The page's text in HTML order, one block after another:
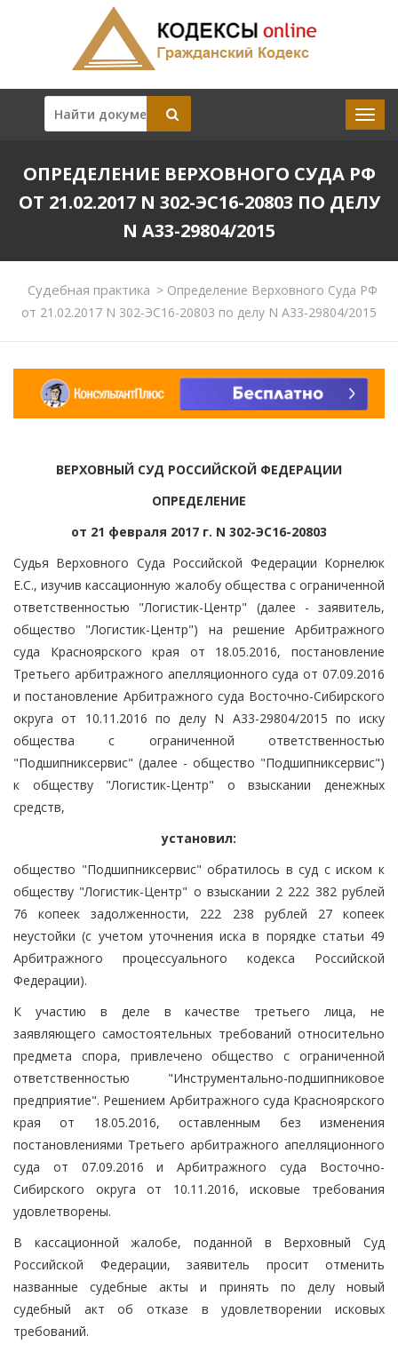
ОПРЕДЕЛЕНИЕ ВЕРХОВНОГО СУДА РФ
ОТ 21.02.2017 N 302-ЭС16-20803 ПО ДЕЛУ
N А33-29804/2015
Судебная практика >Определение Верховного Суда РФ
от 21.02.2017 N 302-ЭС16-20803 по делу N А33-29804/2015
ВЕРХОВНЫЙ СУД РОССИЙСКОЙ ФЕДЕРАЦИИ
ОПРЕДЕЛЕНИЕ
от 21 февраля 2017 г. N 302-ЭС16-20803
Судья Верховного Суда Российской Федерации Корнелюк
Е.С., изучив кассационную жалобу общества с ограниченной
ответственностью "Логистик-Центр" (далее - заявитель,
общество "Логистик-Центр") на решение Арбитражного
суда Красноярского края от 18.05.2016, постановление
Третьего арбитражного апелляционного суда от 07.09.2016
и постановление Арбитражного суда Восточно-Сибирского
округа от 10.11.2016 по делу N А33-29804/2015 по иску
общества с ограниченной ответственностью
"Подшипниксервис" (далее - общество "Подшипниксервис")
к обществу "Логистик-Центр" о взыскании денежных
средств,
установил:
общество "Подшипниксервис" обратилось в суд с иском к
обществу "Логистик-Центр" о взыскании 2 222 382 рублей
76 копеек задолженности, 222 238 рублей 27 копеек
неустойки (с учетом уточнения иска в порядке статьи 49
Арбитражного процессуального кодекса Российской
Федерации).
К участию в деле в качестве третьего лица, не
заявляющего самостоятельных требований относительно
предмета спора, привлечено общество с ограниченной
ответственностью "Инструментально-подшипниковое
предприятие". Решением Арбитражного суда Красноярского
края от 18.05.2016, оставленным без изменения
постановлениями Третьего арбитражного апелляционного
суда от 07.09.2016 и Арбитражного суда Восточно-
Сибирского округа от 10.11.2016, исковые требования
удовлетворены.
В кассационной жалобе, поданной в Верховный Суд
Российской Федерации, заявитель просит отменить
названные судебные акты и принять по делу новый
судебный акт об отказе в удовлетворении исковых
требований.